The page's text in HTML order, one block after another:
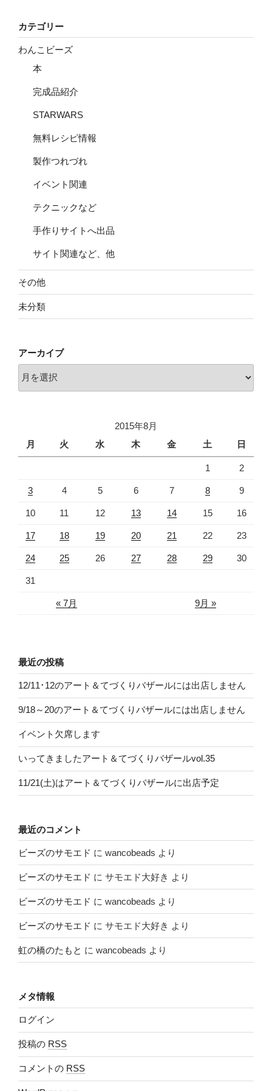
カテゴリー
わんこビーズ
本
完成品紹介
STARWARS
無料レシピ情報
製作つれづれ
イベント関連
テクニックなど
手作りサイトへ出品
サイト関連など、他
その他
未分類
アーカイブ
ア
2015年8月
月
火 水 木 金 土 日
« 7月 9月 »
1 2
3 4 5 6 7 8 9
10 11 12 13 14 15 16
17 18 19 20 21 22 23
24 25 26 27 28 29 30
31
最近の投稿
12/11･12のアート＆てづくりバザールには出店しません
9/18～20のアート＆てづくりバザールには出店しません
イベント欠席します
いってきましたアート＆てづくりバザールvol.35
11/21(土)はアート＆てづくりバザールに出店予定
最近のコメント
ビーズのサモエド に wancobeads より
ビーズのサモエド に サモエド大好き より
ビーズのサモエド に wancobeads より
ビーズのサモエド に サモエド大好き より
虹の橋のたもと に wancobeads より
メタ情報
ログイン
投稿の RSS
コメントの RSS